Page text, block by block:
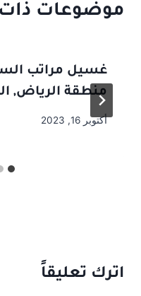
موضوعات
غسيل مراتب
منطقة الرياض,
أكتوبر 16, 2023
اترك تعليقاً